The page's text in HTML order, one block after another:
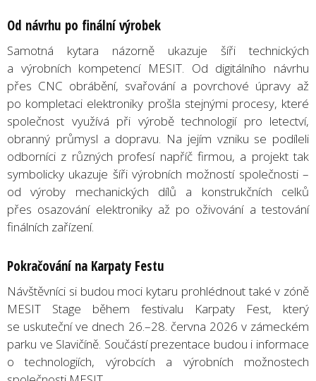
Od návrhu po finální výrobek
Samotná kytara názorně ukazuje šíři technických
a výrobních kompetencí MESIT. Od digitálního návrhu
přes CNC obrábění, svařování a povrchové úpravy až
po kompletaci elektroniky prošla stejnými procesy, které
společnost využívá při výrobě technologií pro letectví,
obranný průmysl a dopravu. Na jejím vzniku se podíleli
odborníci z různých profesí napříč firmou, a projekt tak
symbolicky ukazuje šíři výrobních možností společnosti –
od výroby mechanických dílů a konstrukčních celků
přes osazování elektroniky až po oživování a testování
finálních zařízení.
Pokračování na Karpaty Festu
Návštěvníci si budou moci kytaru prohlédnout také v zóně
MESIT Stage během festivalu Karpaty Fest, který
se uskuteční ve dnech 26.–28. června 2026 v zámeckém
parku ve Slavičíně. Součástí prezentace budou i informace
o technologiích, výrobcích a výrobních možnostech